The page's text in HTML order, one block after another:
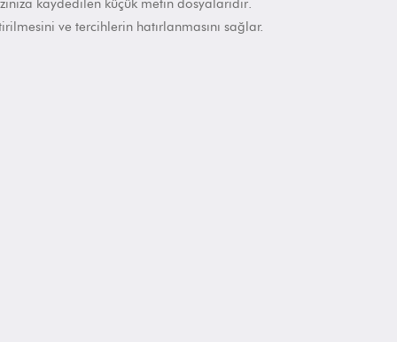
kaydedilen küçük metin dosyalarıdır.
ve tercihlerin hatırlanmasını sağlar.